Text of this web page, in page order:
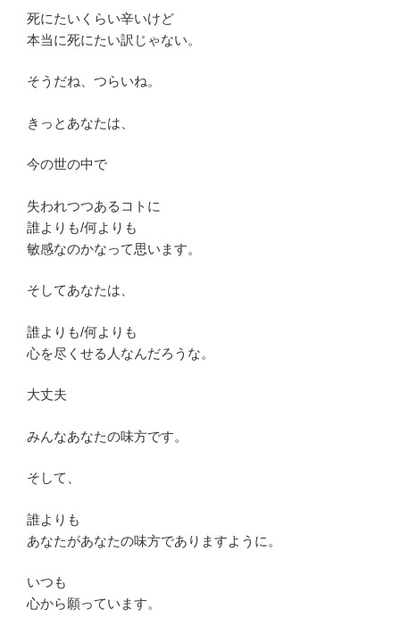
死にたいくらい辛いけど
本当に死にたい訳じゃない。
そうだね、つらいね。
きっとあなたは、
今の世の中で
失われつつあるコトに
誰よりも/何よりも
敏感なのかなって思います。
そしてあなたは、
誰よりも/何よりも
心を尽くせる人なんだろうな。
大丈夫
みんなあなたの味方です。
そして、
誰よりも
あなたがあなたの味方でありますように。
いつも
心から願っています。